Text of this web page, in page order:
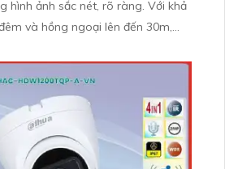
ảnh sắc nét, rõ ràng. Với khả
và hồng ngoại lên đến 30m,